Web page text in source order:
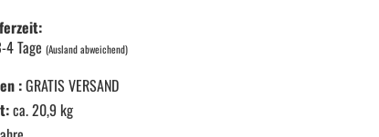
Passwort vergessen?
4 Tage (Ausland abweichend)
:GRATIS VERSAND
ca. 20,9 kg